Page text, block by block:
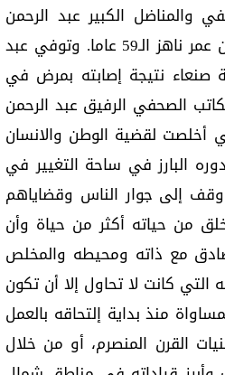
والمناضل الكبير عبد الرحمن
سيف إسماعيل وعضو اللجنة المركزية للحزب الاشتراكي اليمني عن عمر ناهز الـ59 عاما. وتوفي عبد
صنعاء نتيجة إصابته بمرض في
الصحفي الرفيق عبد الرحمن
لقضية الوطن والانسان
البارز في ساحة التغيير في
إلى جوار الناس وقضاياهم
من حياته أكثر من حياة وأن
مع ذاته ومحيطه والمخلص
كانت لا تحاول إلا أن تكون
منذ بداية إلتحاقه بالعمل
سبعينيات القرن المنصرم، أو من خلال